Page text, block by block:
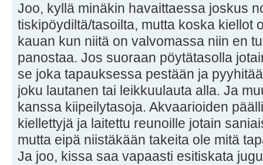
Joo, kyllä minäkin havaittaessa joskus
tiskipöydiltä/tasoilta, mutta koska kiellot
kauan kun niitä on valvomassa niin en
panostaa. Jos suoraan pöytätasolla
se joka tapauksessa pestään ja
joku lautanen tai leikkuulauta alla. Ja
kanssa kiipeilytasoja. Akvaarioiden
kiellettyjä ja laitettu reunoille jotain
mutta eipä niistäkään takeita ole mitä
Ja joo, kissa saa vapaasti esitiskata